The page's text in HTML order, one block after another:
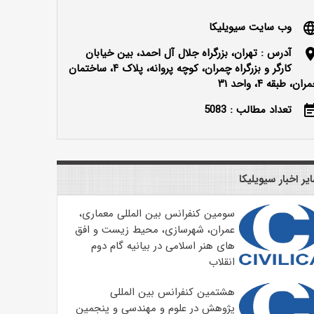
وب سایت سیویلیکا
آدرس : تهران، بزرگراه جلال آل احمد، بین خیابان
کارگر و بزرگراه چمران، کوچه پروانه، پلاک ۴، ساختمان
طبقه ۴، واحد ۳۱
تعداد مطالب : 5083
اخبار سیویلیکا
سومین کنفرانس بین المللی معماری،
عمران، شهرسازی، محیط زیست و افق
های هنر اسلامی در بیانیه گام دوم
انقلاب
هشتمین کنفرانس بین المللی
پژوهش در علوم و مهندسی و پنجمین